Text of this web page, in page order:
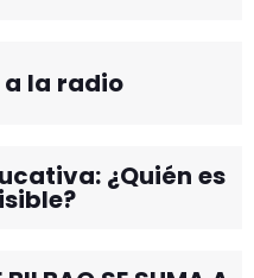
la radio
¿Quién es